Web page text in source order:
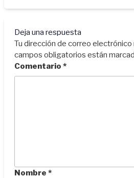
Deja una respuesta
Tu dirección de correo electrónico
campos obligatorios están
Comentario *
Nombre *